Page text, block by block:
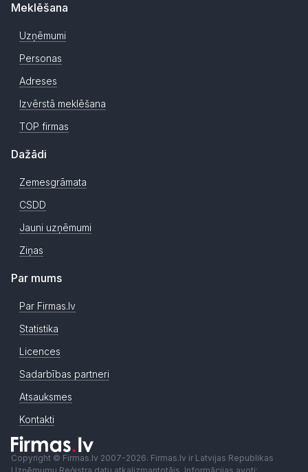
Meklēšana
Uzņēmumi
Personas
Adreses
Izvērstā meklēšana
TOP firmas
Dažādi
Zemesgrāmata
CSDD
Jauni uzņēmumi
Ziņas
Par mums
Par Firmas.lv
Statistika
Licences
Sadarbības partneri
Atsauksmes
Kontakti
Copyright © Firmas.lv 2007-2026. Firmas.lv ir Latvijas Republikas